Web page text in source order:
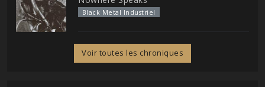
Black Metal Industriel
Voir toutes les chroniques